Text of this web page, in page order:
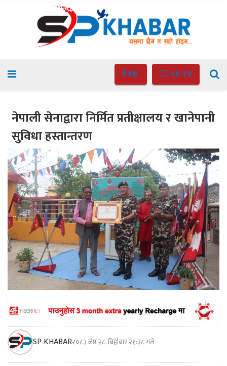
FB SP TV
नेपाली सेनाद्वारा निर्मित प्रतीक्षालय र खानेपानी
सुविधा हस्तान्तरण
SP KHABAR२०८३ जेष्ठ २८, बिहीबार २१:३८ गते